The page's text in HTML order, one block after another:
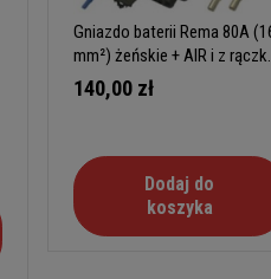
Gniazdo baterii Rema 80A
mm²) żeńskie + AIR i z
stałą
140,00 zł
Dodaj do
koszyka